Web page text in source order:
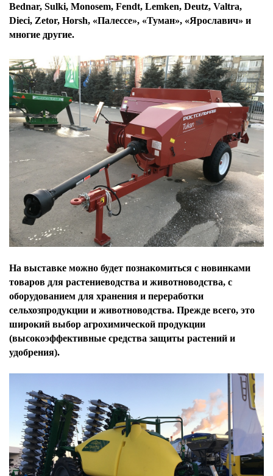
Bednar, Sulki, Monosem, Fendt, Lemken, Deutz, Valtra,
Dieci, Zetor, Horsh, «Палессе», «Туман», «Ярославич» и
многие другие.
На выставке можно будет познакомиться с новинками
товаров для растениеводства и животноводства, с
оборудованием для хранения и переработки
сельхозпродукции и животноводства. Прежде всего, это
широкий выбор агрохимической продукции
(высокоэффективные средства защиты растений и
удобрения).